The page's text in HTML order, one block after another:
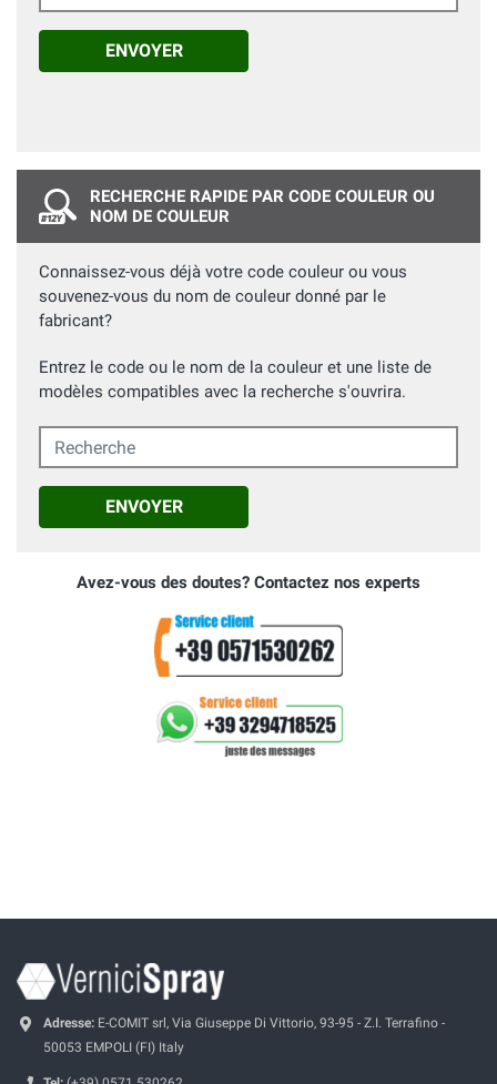
ENVOYER
RECHERCHE RAPIDE PAR CODE COULEUR OU
NOM DE COULEUR
Connaissez-vous déjà votre code couleur ou vous
souvenez-vous du nom de couleur donné par le
fabricant?
Entrez le code ou le nom de la couleur et une liste de
modèles compatibles avec la recherche s'ouvrira.
Recherche
ENVOYER
Avez-vous des doutes? Contactez nos experts
Adresse: E-COMIT srl, Via Giuseppe Di Vittorio, 93-95 - Z.I. Terrafino -
50053 EMPOLI (FI) Italy